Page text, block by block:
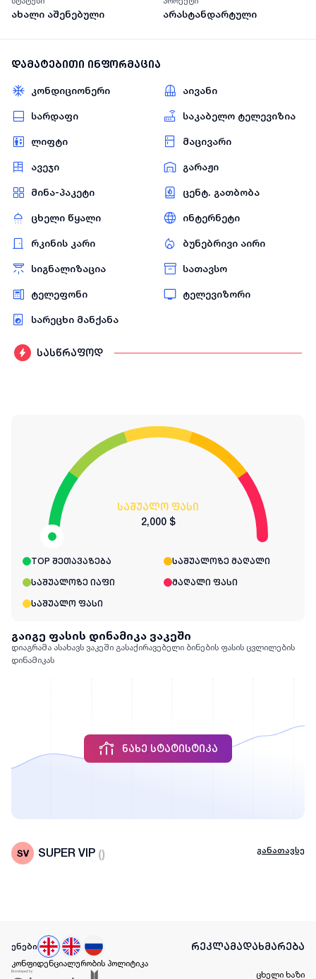
ახალი აშენებული არასტანდარტული
დამატებითი ინფორმაცია
კონდიციონერი აივანი
სარდაფი საკაბელო ტელევიზია
ლიფტი მაცივარი
ავეჯი გარაჟი
მინა-პაკეტი ცენტ. გათბობა
ცხელი წყალი ინტერნეტი
რკინის კარი ბუნებრივი აირი
სიგნალიზაცია სათავსო
ტელეფონი ტელევიზორი
სარეცხი მანქანა
სასწრაფოდ
საშუალო ფასი
2,000 $
TOP შეთავაზება საშუალოზე მაღალი
საშუალოზე იაფი მაღალი ფასი
საშუალო ფასი
გაიგე ფასის დინამიკა ვაკეში
დიაგრამა ასახავს ვაკეში გასაქირავებელი ბინების ფასის ცვლილების
დინამიკას
ᲜᲐᲮᲔ ᲡᲢᲐᲢᲘᲡᲢᲘᲙᲐ
SUPER VIP () განათავსე
ენები რეკლამადახმარება
კონფიდენციალურობის პოლიტიკა
ცხელი ხაზი